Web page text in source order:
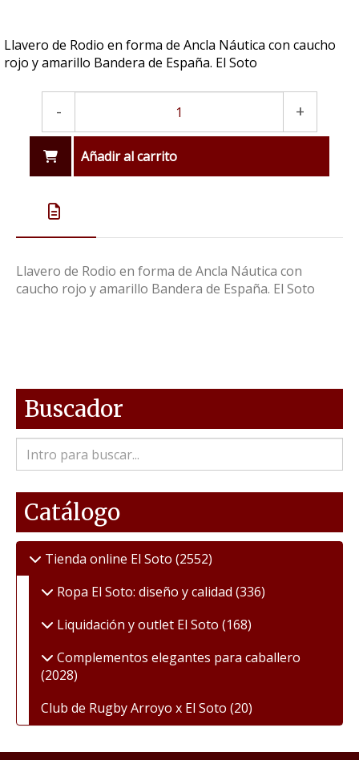
Llavero de Rodio en forma de Ancla Náutica con caucho
rojo y amarillo Bandera de España. El Soto
- +
Añadir al carrito
Llavero de Rodio en forma de Ancla Náutica con
caucho rojo y amarillo Bandera de España. El Soto
Buscador
Catálogo
Tienda online El Soto (2552)
Ropa El Soto: diseño y calidad (336)
Liquidación y outlet El Soto (168)
Complementos elegantes para caballero
(2028)
Club de Rugby Arroyo x El Soto (20)